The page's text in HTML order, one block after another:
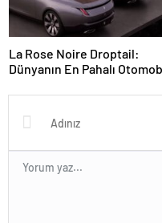
La Rose Noire Droptail:
Dünyanın En Pahalı
Üst Üste Geldiği Anlar